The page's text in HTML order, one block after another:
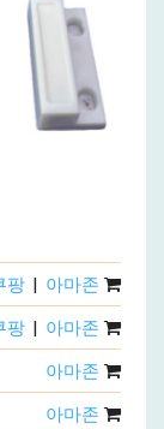
팡 | 아마존
팡 | 아마존
아마존
아마존